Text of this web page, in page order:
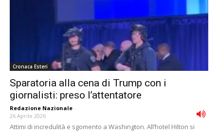
Cronaca Esteri
Sparatoria alla cena di Trump con i
giornalisti: preso l’attentatore
Redazione Nazionale -
26 Aprile 2026
Attimi di incredulità e sgomento a Washington. All’hotel Hilton si